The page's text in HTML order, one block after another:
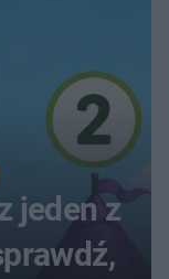
jeden z